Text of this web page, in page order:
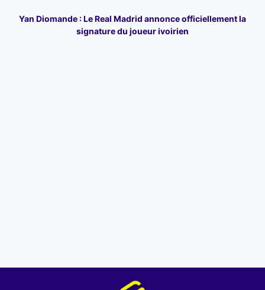
Yan Diomande : Le Real Madrid annonce officiellement la
signature du joueur ivoirien